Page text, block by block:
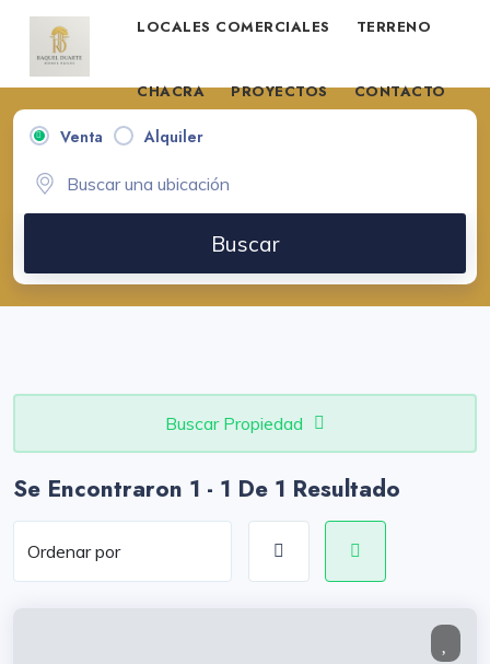
LOCALES COMERCIALES TERRENO
CHACRA PROYECTOS CONTACTO
VENDE TU PROPIEDAD
Venta Alquiler
Buscar
Buscar Propiedad
Se Encontraron 1 - 1 De 1 Resultado